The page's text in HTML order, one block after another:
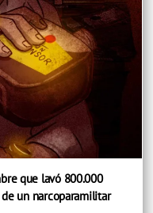
que lavó 800.000
un narcoparamilitar